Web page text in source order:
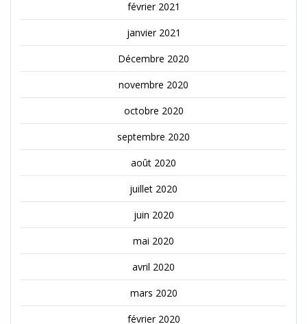
février 2021
janvier 2021
Décembre 2020
novembre 2020
octobre 2020
septembre 2020
août 2020
juillet 2020
juin 2020
mai 2020
avril 2020
mars 2020
février 2020